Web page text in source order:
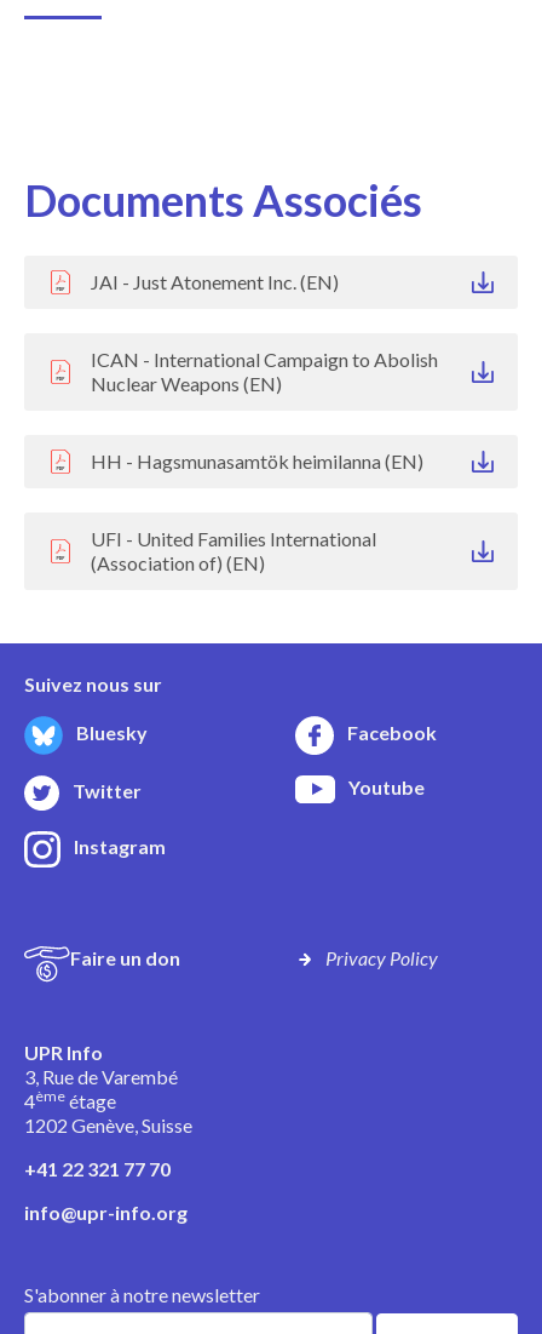
Documents Associés
JAI - Just Atonement Inc. (EN)
ICAN - International Campaign to Abolish
Nuclear Weapons (EN)
HH - Hagsmunasamtök heimilanna (EN)
UFI - United Families International
(Association of) (EN)
Suivez nous sur
Bluesky Facebook
Twitter Youtube
Instagram
Faire un don Privacy Policy
UPR Info
3, Rue de Varembé
4ème étage
1202 Genève, Suisse
+41 22 321 77 70
info@upr-info.org
S'abonner à notre newsletter